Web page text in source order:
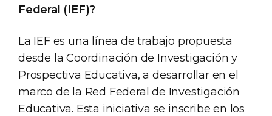
Federal (IEF)?
La IEF es una línea de trabajo propuesta
desde la Coordinación de Investigación y
Prospectiva Educativa, a desarrollar en el
marco de la Red Federal de Investigación
Educativa. Esta iniciativa se inscribe en los